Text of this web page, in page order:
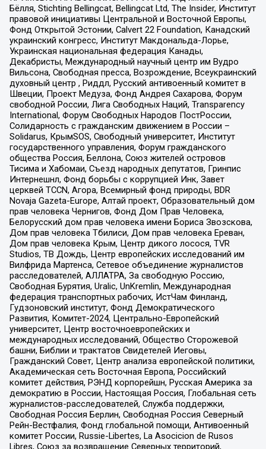
Бёлля, Stichting Bellingcat, Bellingcat Ltd, The Insider, Институт
правовой инициативы Центральной и Восточной Европы,
Фонд Открытой Эстонии, Calvert 22 Foundation, Канадский
украинский конгресс, Институт Макдональда-Лорье,
Украинская национальная федерация Канады,
Декабристы, Международный научный центр им Вудро
Вильсона, Свободная пресса, Возрождение, Всеукраинский
духовный центр , Риддл, Русский антивоенный комитет в
Швеции, Проект Медуза, Фонд Андрея Сахарова, Форум
свободной России, Лига Свободных Наций, Transparеncy
International, Форум Свободных Народов ПостРоссии,
Солидарность с гражданским движением в России –
Solidarus, КрымSOS, Свободный университет, Институт
государственного управления, Форум гражданского
общества Россия, Беллона, Союз жителей островов
Тисима и Хабомаи, Съезд народных депутатов, Гринпис
Интернешнл, Фонд борьбы с коррупцией Инк, Завет
церквей TCCN, Агора, Всемирный фонд природы, BDR
Novaja Gazeta-Europe, Алтай проект, Образовательный дом
прав человека Чернигов, Фонд Дом Прав Человека,
Белорусский дом прав человека имени Бориса Звозскова,
Дом прав человека Тбилиси, Дом прав человека Ереван,
Дом прав человека Крым, Центр дикого лосося, TVR
Studios, ТВ Дождь, Центр европейских исследований им
Вилфрида Мартенса, Сетевое объединение журналистов
расследователей, АЛЛАТРА, За свободную Россию,
Свободная Бурятия, Uralic, UnKremlin, Международная
федерация транспортных рабочих, ИстЧам Финланд,
Гудзоновский институт, Фонд Демократического
Развития, Комитет-2024, Центрально-Европейский
университет, Центр восточноевропейских и
международных исследований, Общество Сторожевой
башни, Библии и трактатов Свидетелей Иеговы,
Гражданский Совет, Центр анализа европейской политики,
Академическая сеть Восточная Европа, Российский
комитет действия, РЭНД корпорейшн, Русская Америка за
демократию в России, Настоящая Россия, Глобальная сеть
журналистов-расследователей, Служба поддержки,
Свободная Россия Берлин, Свободная Россия Северный
Рейн-Вестфалия, Фонд глобальной помощи, Антивоенный
комитет России, Russie-Libertes, La Asocicion de Rusos
Libres, Союз за возвращение Северных территорий,